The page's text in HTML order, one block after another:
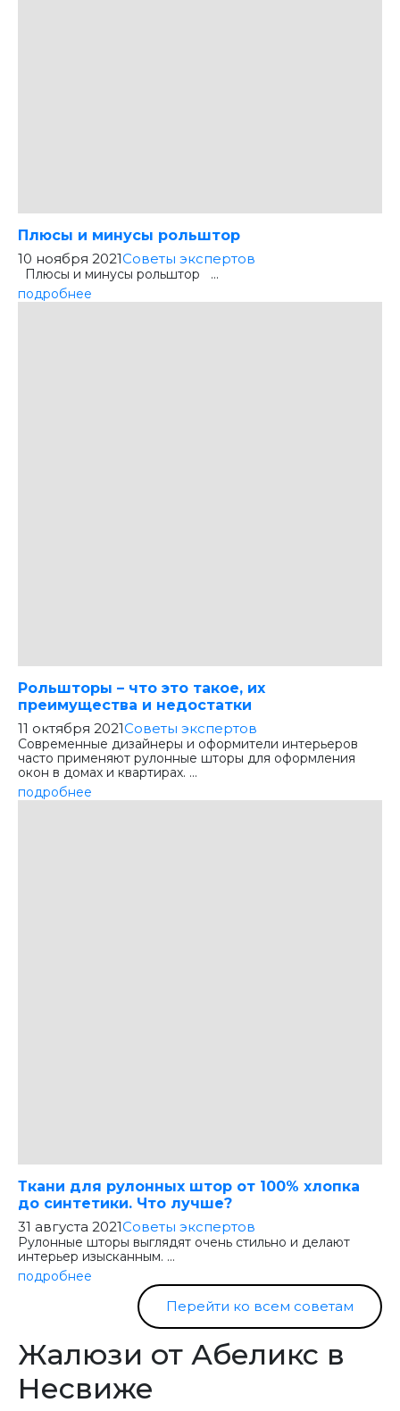
Плюсы и минусы рольштор
10 ноября 2021Советы экспертов
Плюсы и минусы рольштор ...
подробнее
Рольшторы – что это такое, их
преимущества и недостатки
11 октября 2021Советы экспертов
Современные дизайнеры и оформители интерьеров
часто применяют рулонные шторы для оформления
окон в домах и квартирах. ...
подробнее
Ткани для рулонных штор от 100% хлопка
до синтетики. Что лучше?
31 августа 2021Советы экспертов
Рулонные шторы выглядят очень стильно и делают
интерьер изысканным. ...
подробнее
Перейти ко всем советам
Жалюзи от Абеликс в
Несвиже